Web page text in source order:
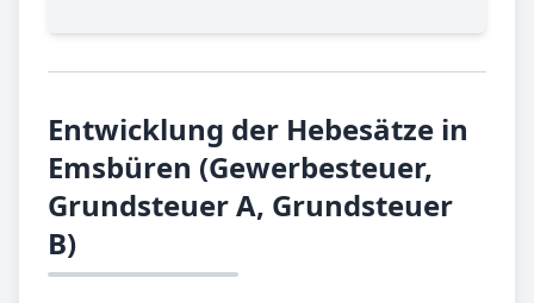
Entwicklung der Hebesätze in
Emsbüren (Gewerbesteuer,
Grundsteuer A, Grundsteuer
B)